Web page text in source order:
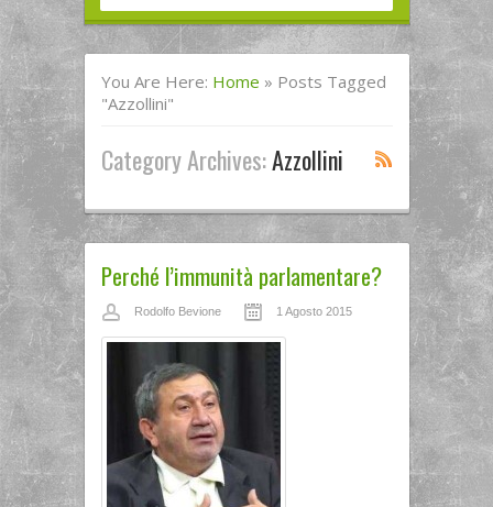
You Are Here: Home » Posts Tagged
"Azzollini"
Category Archives:Azzollini
Perché l’immunità parlamentare?
Rodolfo Bevione 1 Agosto 2015